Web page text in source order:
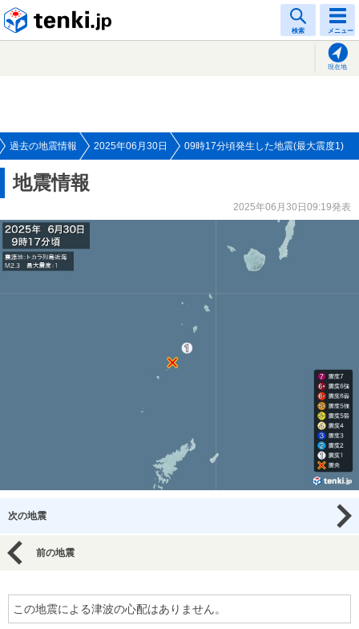
検索 メニュー
現在地
過去の地震情報 2025年06月30日 09時17分頃発生した地震(最大震度1)
地震情報
2025年06月30日09:19発表
次の地震
前の地震
この地震による津波の心配はありません。